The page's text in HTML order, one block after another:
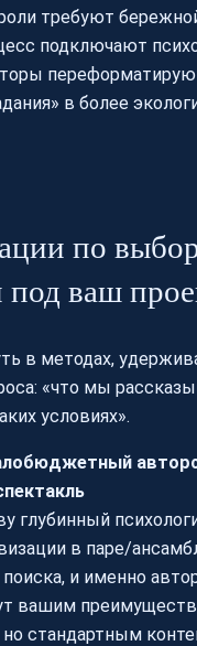
требуют
подключают
в более
по
под ваш
в методах,
«что мы
условиях».
глубинный
в паре/
и именно
вашим
стандартным